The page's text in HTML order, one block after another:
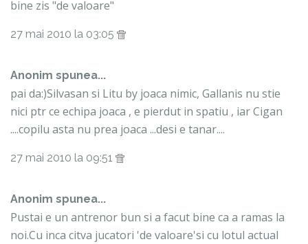
bine zis "de valoare"
27 mai 2010 la 03:05
Anonim spunea...
pai da:)Silvasan si Litu by joaca nimic, Gallanis nu stie
nici ptr ce echipa joaca , e pierdut in spatiu , iar Cigan
....copilu asta nu prea joaca ...desi e tanar....
27 mai 2010 la 09:51
Anonim spunea...
Pustai e un antrenor bun si a facut bine ca a ramas la
noi.Cu inca citva jucatori 'de valoare'si cu lotul actual